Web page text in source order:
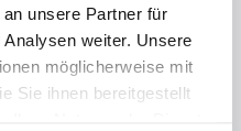
unsere Partner für
weiter. Unsere
möglicherweise mit
Sie ihnen bereitgestellt